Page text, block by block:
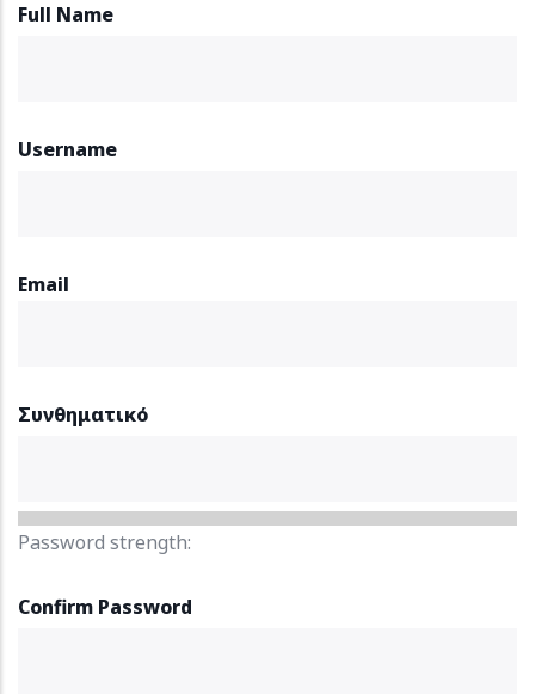
Full Name
Username
Email
Συνθηματικό
Password strength:
Confirm Password